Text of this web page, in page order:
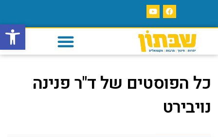
פתח
כל הפוסטים שלד"ר פנינה
נויבירט